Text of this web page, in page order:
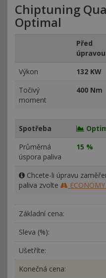
Chiptuning
Optimal
Před
úpravou
Výkon
132 KW
Točivý
moment
400 Nm
Spotřeba
Průměrná
úspora paliva
15 %
Chcete-li úpravu
paliva zvolte
Základní cena:
Sleva (%):
Ušetříte:
Konečná cena: